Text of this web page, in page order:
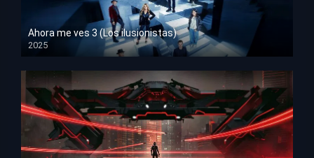
Ahora me ves 3 (Los ilusionistas)
2025
HD 1080p